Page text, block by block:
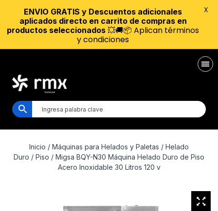
Inicio / Máquinas para Helados y Paletas / Helado
Duro / Piso / Migsa BQY-N30 Máquina Helado Duro de Piso
Acero Inoxidable 30 Litros 120 v
ENVIO GRATIS y Descuentos adicionales
aplicados directo en carrito de compras en
productos seleccionados 💥🚚📦 Aplican términos
y condiciones
X